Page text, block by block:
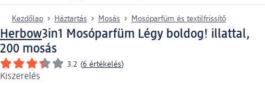
Kezdőlap Háztartás Mosás Mosóparfüm és textilfrissítő
Herbow3in1 Mosóparfüm Légy boldog! illattal,
200 mosás
3.2 (6 értékelés)
Kiszerelés